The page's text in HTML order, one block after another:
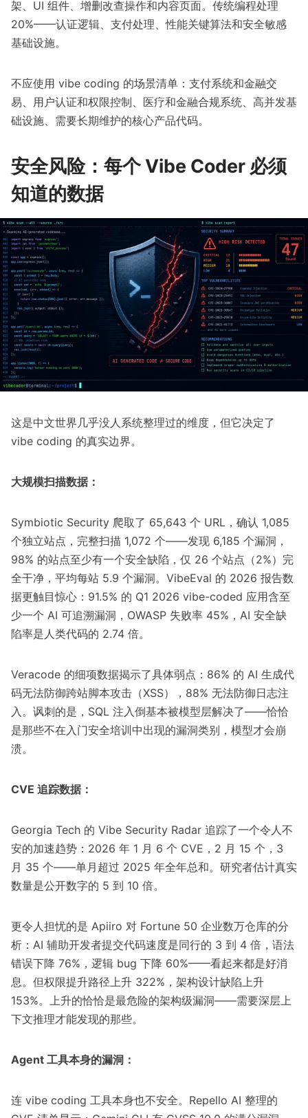
架、UI 组件、增删改查操作和内容页面。传统编程处理
20%——认证逻辑、支付处理、性能关键算法和安全敏感
基础设施。
不应使用 vibe coding 的场景清单：支付系统和金融交
易、用户认证和权限控制、医疗和金融合规系统、高并发基
础设施、需要长期维护的核心产品代码。
安全风险：每个 Vibe Coder 必须
知道的数据
这是中文世界几乎没人系统整理过的维度，但它决定了
vibe coding 的真实边界。
大规模扫描数据：
Symbiotic Security 爬取了 65,643 个 URL，确认 1,085
个独立站点，完整扫描 1,072 个——发现 6,185 个漏洞，
98% 的站点至少有一个安全缺陷，仅 26 个站点（2%）完
全干净，平均每站 5.9 个漏洞。 VibeEval 的 2026 报告数
据更触目惊心：91.5% 的 Q1 2026 vibe-coded 应用含至
少一个 AI 可追溯漏洞，OWASP 失败率 45%，AI 安全缺
陷率是人类代码的 2.74 倍。
Veracode 的细项数据揭示了具体弱点：86% 的 AI 生成代
码无法防御跨站脚本攻击（XSS），88% 无法防御日志注
入。讽刺的是，SQL 注入倒基本被模型层解决了——恰恰
是那些不在入门安全培训中出现的漏洞类别，模型才会崩
溃。
CVE 追踪数据：
Georgia Tech 的 Vibe Security Radar 追踪了一个令人不
安的加速趋势：2026 年 1 月 6 个 CVE，2 月 15 个，3
月 35 个——单月超过 2025 年全年总和。研究者估计真实
数量是公开数字的 5 到 10 倍。
更令人担忧的是 Apiiro 对 Fortune 50 企业数万仓库的分
析 ：AI 辅助开发者提交代码速度是同行的 3 到 4 倍，语法
错误下降 76%，逻辑 bug 下降 60%——看起来都是好消
息。但权限提升路径上升 322%，架构设计缺陷上升
153%。上升的恰恰是最危险的架构级漏洞——需要深层上
下文推理才能发现的那些。
Agent 工具本身的漏洞：
连 vibe coding 工具本身也不安全。 Repello AI 整理的